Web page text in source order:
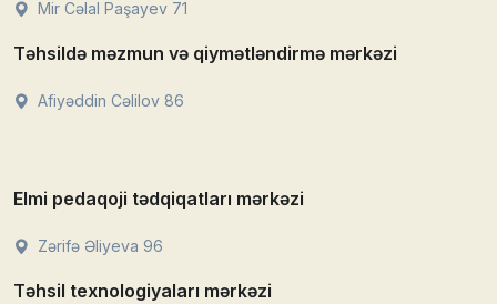
Mir Cəlal Paşayev 71
Təhsildə məzmun və qiymətləndirmə mərkəzi
Afiyəddin Cəlilov 86
Elmi pedaqoji tədqiqatları mərkəzi
Zərifə Əliyeva 96
Təhsil texnologiyaları mərkəzi